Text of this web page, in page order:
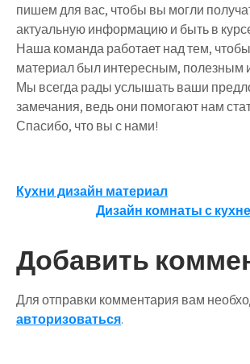
пишем для вас, чтобы вы могли
актуальную информацию и быть в
Наша команда работает над тем,
материал был интересным, полезным
Мы всегда рады услышать ваши
замечания, ведь они помогают нам
Спасибо, что вы с нами!
Навигация
записям
Кухни дизайн материал
Дизайн комнаты с
Добавить
Для отправки комментария вам
авторизоваться.